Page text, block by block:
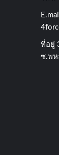
ที่อยู่​
ซ.พห